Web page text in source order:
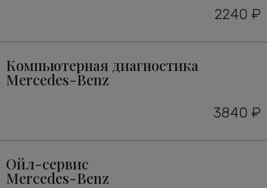
2240 ₽
Компьютерная диагностика
Mercedes-Benz
3840 ₽
Ойл-сервис
Mercedes-Benz